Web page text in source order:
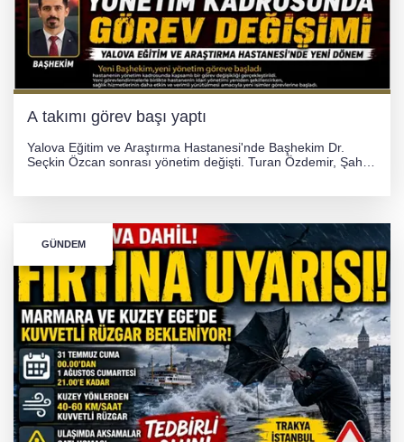
A takımı görev başı yaptı
Yalova Eğitim ve Araştırma Hastanesi'nde Başhekim Dr.
Seçkin Özcan sonrası yönetim değişti. Turan Özdemir, Şahin
GÜNDEM